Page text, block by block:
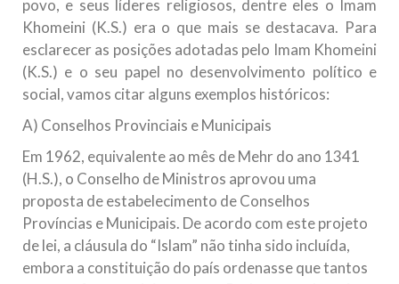
povo, e seus líderes religiosos, dentre eles o Imam
Khomeini (K.S.) era o que mais se destacava. Para
esclarecer as posições adotadas pelo Imam Khomeini
(K.S.) e o seu papel no desenvolvimento político e
social, vamos citar alguns exemplos históricos:
A) Conselhos Provinciais e Municipais
Em 1962, equivalente ao mês de Mehr do ano 1341
(H.S.), o Conselho de Ministros aprovou uma
proposta de estabelecimento de Conselhos
Províncias e Municipais. De acordo com este projeto
de lei, a cláusula do “Islam” não tinha sido incluída,
embora a constituição do país ordenasse que tantos